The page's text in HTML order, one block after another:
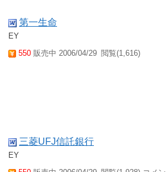
第一生命
EY
550 販売中 2006/04/29 閲覧(1,616)
三菱UFJ信託銀行
EY